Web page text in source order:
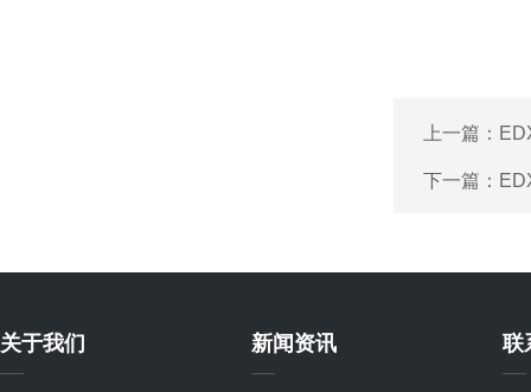
上一篇：
下一篇：
关于我们 新闻资讯 联